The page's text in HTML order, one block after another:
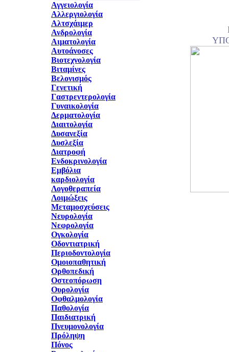
Αγγειολογία
Αλλεργιολογία
Αλτσχάιμερ
Ανδρολογία
Αιματολογία
Αυτοάνοσες
Βιοτεχνολογία
Βιταμίνες
Βελονισμός
Γενετική
Γαστρεντερολογία
Γυναικολογία
Δερματολογία
Διαιτολογία
Δυσανεξία
Δυσλεξία
Διατροφή
Ενδοκρινολογία
Εμβόλια
καρδιολογία
Λογοθεραπεία
Λοιμώξεις
Μεταμοσχεύσεις
Νευρολογία
Νεφρολογία
Ογκολογία
Οδοντιατρική
Περιοδοντολογία
Ομοιοπαθητική
Ορθοπεδική
Οστεοπόρωση
Ουρολογία
Οφθαλμολογία
Παθολογία
Παιδιατρική
Πνευμονολογία
Πρόληψη
Πόνος